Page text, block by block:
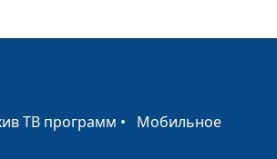
кандидат богословских
наук
ТВ программ • Мобильное